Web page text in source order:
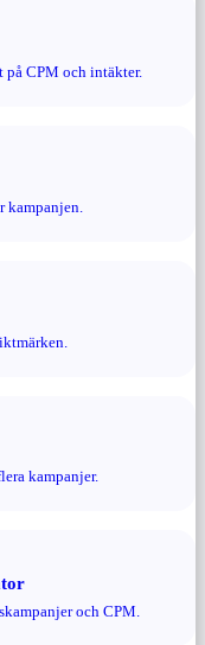
på CPM och intäkter.
kampanjer.
och CPM.